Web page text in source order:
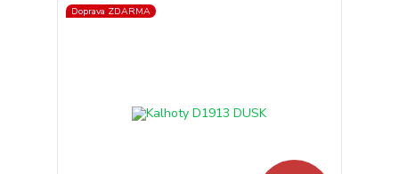
Doprava ZDARMA